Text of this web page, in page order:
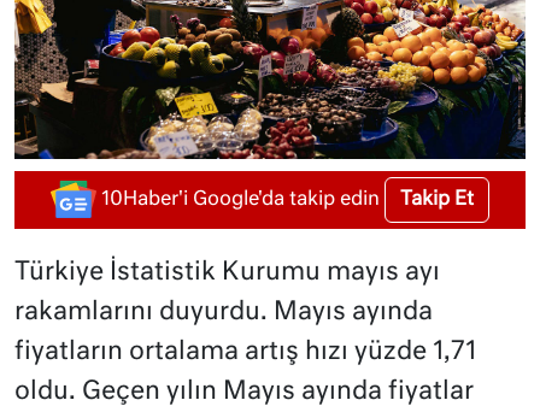
10Haber'i Google'da takip edin Takip Et
Türkiye İstatistik Kurumu mayıs ayı
rakamlarını duyurdu. Mayıs ayında
fiyatların ortalama artış hızı yüzde 1,71
oldu. Geçen yılın Mayıs ayında fiyatlar